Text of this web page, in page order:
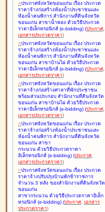
>ประกาศจังหวัดขอนแก่น เรื่อง ประกวด
ราคาจ้างก่อสร้างห้องน้ำประชาชนและ
ห้องน้ำคนพิการ สำนักงานที่ดินจังหวัด
ขอนแก่น สาขาน้ำพอง ด้วยวิธีประกวด
ราคาอิเล็กทรอนิกส์ (e-bidding) (ประกาศ,
เอกสารประกวดราคา)
>ประกาศจังหวัดขอนแก่น เรื่อง ประกวด
ราคาจ้างก่อสร้างห้องน้ำประชาชนและ
ห้องน้ำคนพิการ สำนักงานที่ดินจังหวัด
ขอนแก่น สาขาบ้านไผ่ ด้วยวิธีประกวด
ราคาอิเล็กทรอนิกส์ (e-bidding) (ประกาศ,
เอกสารประกวดราคา)
>ประกาศจังหวัดขอนแก่น เรื่อง ประกวด
ราคาจ้างก่อสร้างศาลาที่พักประชาชน
พร้อมส่วนประกอบ สำนักงานที่ดินจังหวัด
ขอนแก่น สาขาบ้านไผ่ ด้วยวิธีประกวด
ราคาอิเล็กทรอนิกส์ (e-bidding) (ประกาศ,
เอกสารประกวดราคา)
>ประกาศจังหวัดขอนแก่น เรื่อง ประกวด
ราคาจ้างก่อสร้างห้องน้ำประชาชนและ
ห้องน้ำคนพิการ สำนักงานที่ดินจังหวัด
ขอนแก่น สาขา
กระนวน ด้วยวิธีประกวดราคา
อิเล็กทรอนิกส์ (e-bidding) (ประกาศ,
เอกสารประกวดราคา)
>ประกาศจังหวัดขอนแก่น เรื่อง ประกวด
ราคาจ้างปรับปรุงบ้านพักข้าราชการ
จำนวน 3 หลัง ของสำนักงานที่ดินจังหวัด
ขอนแก่น
สาขากระนวน ด้วยวิธีประกวดราคาอิเล็ก
ทรอนิกส์ (e-bidding) (ประกาศ, เอกสาร
ประกวดราคา)